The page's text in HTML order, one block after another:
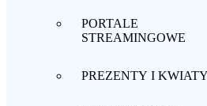
PORTALE
STREAMINGOWE
PREZENTY I KWIATY